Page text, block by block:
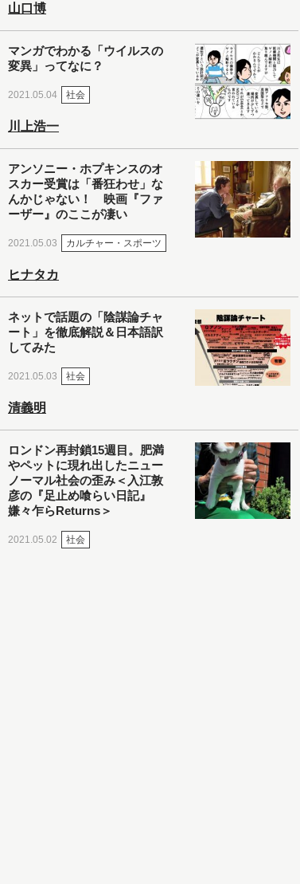
山口博
マンガでわかる「ウイルスの
変異」ってなに？
2021.05.04 社会
川上浩一
アンソニー・ホプキンスのオ
スカー受賞は「番狂わせ」な
んかじゃない！ 映画『ファ
ーザー』のここが凄い
2021.05.03 カルチャー・スポーツ
ヒナタカ
ネットで話題の「陰謀論チャ
ート」を徹底解説＆日本語訳
してみた
2021.05.03 社会
清義明
ロンドン再封鎖15週目。肥満
やペットに現れ出したニュー
ノーマル社会の歪み＜入江敦
彦の『足止め喰らい日記』
嫌々乍らReturns＞
2021.05.02 社会